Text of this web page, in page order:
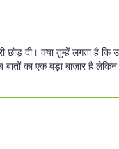
दी। क्या तुम्हें लगता है कि
बातों का एक बड़ा बाज़ार है